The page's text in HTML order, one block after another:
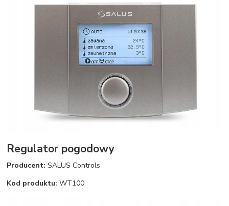
Regulator pogodowy
Producent:SALUS Controls
Kod produktu:WT100